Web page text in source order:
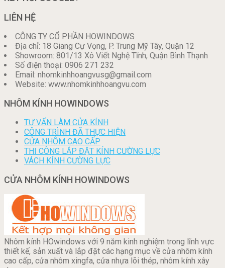
LIÊN HỆ
CÔNG TY CỔ PHẦN HOWINDOWS
Địa chỉ: 18 Giang Cự Vọng, P. Trung Mỹ Tây, Quận 12
Showroom: 801/13 Xô Viết Nghệ Tĩnh, Quận Bình Thạnh
Số điện thoại: 0906 271 232
Email: nhomkinhhoangvusg@gmail.com
Website: www.nhomkinhhoangvu.com
NHÔM KÍNH HOWINDOWS
TƯ VẤN LÀM CỬA KÍNH
CÔNG TRÌNH ĐÃ THỰC HIỆN
CỬA NHÔM CAO CẤP
THI CÔNG LẮP ĐẶT KÍNH CƯỜNG LỰC
VÁCH KÍNH CƯỜNG LỰC
CỬA NHÔM KÍNH HOWINDOWS
Nhôm kính HOwindows với 9 năm kinh nghiệm trong lĩnh vực
thiết kế, sản xuất và lắp đặt các hạng mục về cửa nhôm kính
cao cấp, cửa nhôm xingfa, cửa nhựa lõi thép, nhôm kính xây